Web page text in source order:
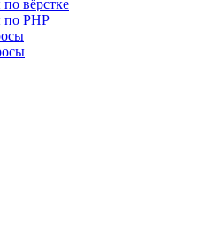
вёрстке
PHP